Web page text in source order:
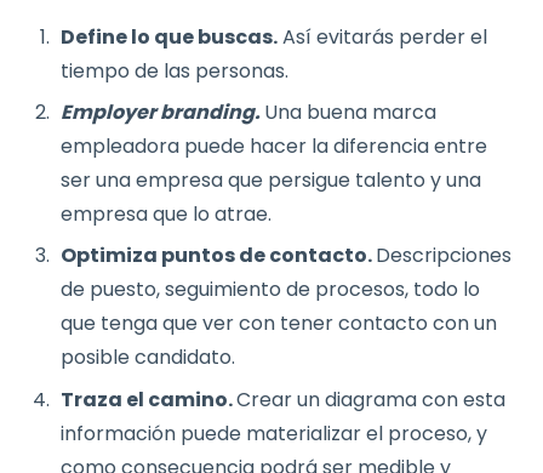
Define lo que buscas.Así evitarás perder el
tiempo de las personas.
Employer branding.Una buena marca
empleadora puede hacer la diferencia entre
ser una empresa que persigue talento y una
empresa que lo atrae.
Optimiza puntos de contacto.Descripciones
de puesto, seguimiento de procesos, todo lo
que tenga que ver con tener contacto con un
posible candidato.
Traza el camino.Crear un diagrama con esta
información puede materializar el proceso, y
como consecuencia podrá ser medible y